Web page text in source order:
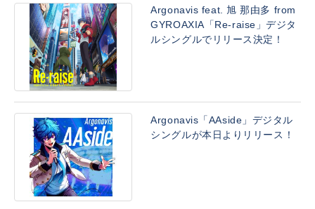
Argonavis feat. 旭 那由多 from
GYROAXIA「Re-raise」デジタ
ルシングルでリリース決定！
Argonavis「AAside」デジタル
シングルが本日よりリリース！